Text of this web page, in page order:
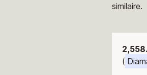
similaire.
(